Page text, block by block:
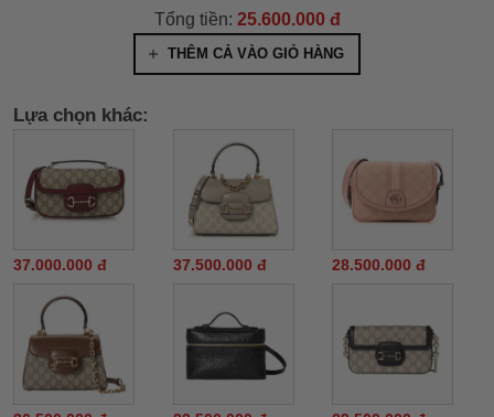
Tổng tiền: 25.600.000 đ
THÊM CẢ VÀO GIỎ HÀNG
Lựa chọn khác:
37.000.000 đ 37.500.000 đ 28.500.000 đ